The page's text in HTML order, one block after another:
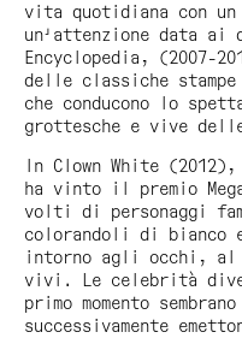
vita quotidiana con
un'attenzione data
Encyclopedia , (2007-
delle classiche
che conducono lo
grottesche e vive
In Clown White
ha vinto il premio
volti di personaggi
colorandoli di bianco
intorno agli occhi, al
vivi. Le celebrità
primo momento
successivamente